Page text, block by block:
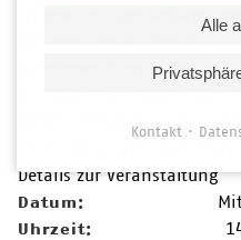
singenden Säge bekannt
facettenreichen Talenten
Details zur Veranstaltung
Datum: Mittwoch,
Uhrzeit: 14:30
Alle
Kontakt